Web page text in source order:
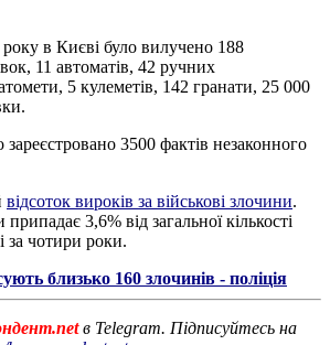
в Києві було вилучено 188
11 автоматів, 42 ручних
5 кулеметів, 142 гранати, 25 000
3500 фактів незаконного
відсоток вироків за військові злочини.
3,6% від загальної кількості
за чотири роки.
близько 160 злочинів - поліція
в Telegram. Підписуйтесь на